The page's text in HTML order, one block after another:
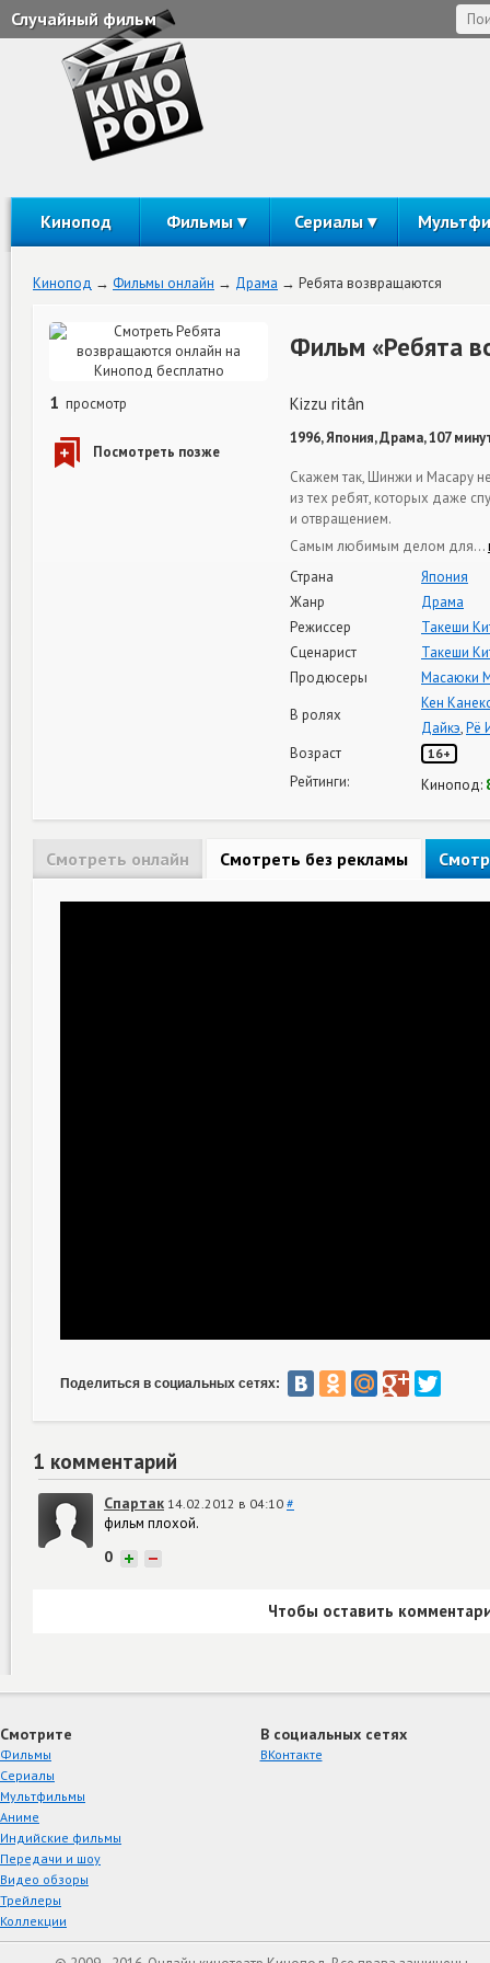
Случайный фильм
Кинопод Фильмы Сериалы
Кинопод Фильмы онлайн Драма Ребята возвращаются
1 просмотр
Фильм «Ребята
Kizzu ritân
1996, Япония, Драма, 107
Скажем так, Шинжи и Масару
из тех ребят, которых даже
и отвращением.
Самым любимым делом для…
Страна
Япония
Жанр
Драма
Режиссер
Такеши
Сценарист
Такеши
Продюсеры
Масаюки
В ролях
Кен
Дайкэ,Рё
Возраст
16+
Рейтинги: Кинопод:
Смотреть онлайн Смотреть без рекламы
Поделиться в социальных сетях:
1 комментарий
Спартак 14.02.2012 в 04:10 #
фильм плохой.
0 + −
Чтобы оставить
Смотрите
Фильмы
Сериалы
Мультфильмы
Аниме
Индийские фильмы
Передачи и шоу
Видео обзоры
Трейлеры
Коллекции
В социальных сетях
ВКонтакте